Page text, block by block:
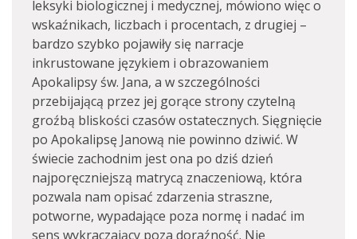
leksyki biologicznej i medycznej, mówiono więc o
wskaźnikach, liczbach i procentach, z drugiej –
bardzo szybko pojawiły się narracje
inkrustowane językiem i obrazowaniem
Apokalipsy św. Jana, a w szczególności
przebijającą przez jej gorące strony czytelną
groźbą bliskości czasów ostatecznych. Sięgnięcie
po Apokalipsę Janową nie powinno dziwić. W
świecie zachodnim jest ona po dziś dzień
najporęczniejszą matrycą znaczeniową, która
pozwala nam opisać zdarzenia straszne,
potworne, wypadające poza normę i nadać im
sens wykraczający poza doraźność. Nie